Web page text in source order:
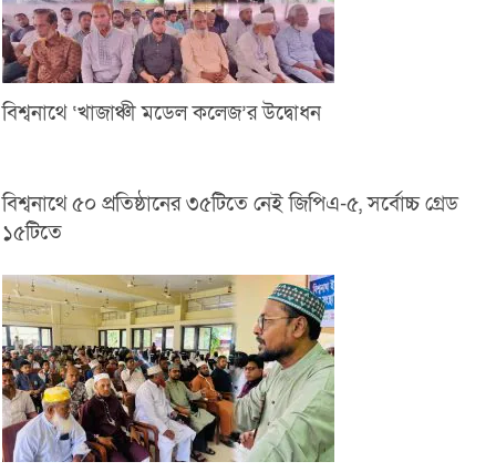
বিশ্বনাথে ‘খাজাঞ্চী মডেল কলেজ’র উদ্বোধন
বিশ্বনাথে ৫০ প্রতিষ্ঠানের ৩৫টিতে নেই জিপিএ-৫, সর্বোচ্চ গ্রেড
১৫টিতে